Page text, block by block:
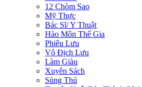
12 Chòm Sao
Mỹ Thực
Bác Sĩ/ Y Thuật
Hào Môn Thế Gia
Phiêu Lưu
Vô Địch Lưu
Làm Giàu
Xuyên Sách
Sủng Thú